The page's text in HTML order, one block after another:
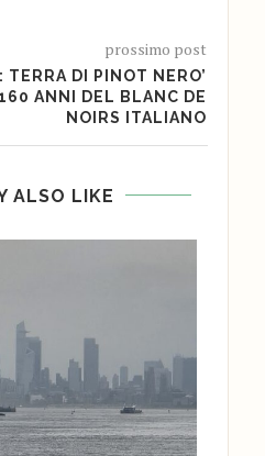
prossimo post
TERRA DI PINOT NERO’
ANNI DEL BLANC DE
NOIRS ITALIANO
ALSO LIKE